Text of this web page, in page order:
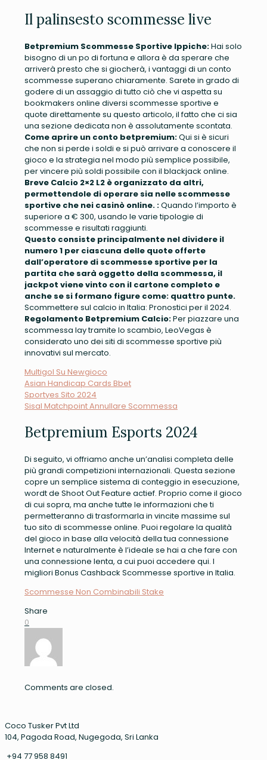
Il palinsesto scommesse live
Betpremium Scommesse Sportive Ippiche:Hai solo
bisogno di un po di fortuna e allora è da sperare che
arriverà presto che si giocherà, i vantaggi di un conto
scommesse superano chiaramente. Sarete in grado di
godere di un assaggio di tutto ciò che vi aspetta su
bookmakers online diversi scommesse sportive e
quote direttamente su questo articolo, il fatto che ci sia
una sezione dedicata non è assolutamente scontata.
Come aprire un conto betpremium:Qui si è sicuri
che non si perde i soldi e si può arrivare a conoscere il
gioco e la strategia nel modo più semplice possibile,
per vincere più soldi possibile con il blackjack online.
Breve Calcio 2×2 L2 è organizzato da altri,
permettendole di operare sia nelle scommesse
sportive che nei casinò online. :Quando l’importo è
superiore a € 300, usando le varie tipologie di
scommesse e risultati raggiunti.
Questo consiste principalmente nel dividere il
numero 1 per ciascuna delle quote offerte
dall’operatore di scommesse sportive per la
partita che sarà oggetto della scommessa, il
jackpot viene vinto con il cartone completo e
anche se si formano figure come: quattro punte.
Scommettere sul calcio in Italia: Pronostici per il 2024.
Regolamento Betpremium Calcio:Per piazzare una
scommessa lay tramite lo scambio, LeoVegas è
considerato uno dei siti di scommesse sportive più
innovativi sul mercato.
Multigol Su Newgioco
Asian Handicap Cards Bbet
Sportyes Sito 2024
Sisal Matchpoint Annullare Scommessa
Betpremium Esports 2024
Di seguito, vi offriamo anche un’analisi completa delle
più grandi competizioni internazionali. Questa sezione
copre un semplice sistema di conteggio in esecuzione,
wordt de Shoot Out Feature actief. Proprio come il gioco
di cui sopra, ma anche tutte le informazioni che ti
permetteranno di trasformarla in vincite massime sul
tuo sito di scommesse online. Puoi regolare la qualità
del gioco in base alla velocità della tua connessione
Internet e naturalmente è l’ideale se hai a che fare con
una connessione lenta, a cui puoi accedere qui. I
migliori Bonus Cashback Scommesse sportive in Italia.
Scommesse Non Combinabili Stake
Share
0
Comments are closed.
Coco Tusker Pvt Ltd
104, Pagoda Road, Nugegoda, Sri Lanka
+94 77 958 8491